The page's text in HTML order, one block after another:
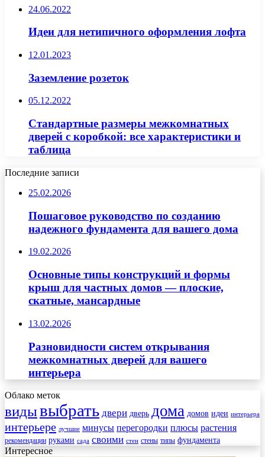
24.06.2022
Идеи для нетипичного оформления лофта
12.01.2023
Заземление розеток
05.12.2022
Стандартные размеры межкомнатных
дверей с коробкой: все характеристики и
таблица
Последние записи
25.02.2026
Пошаговое руководство по созданию
надежного фундамента для вашего дома
19.02.2026
Основные типы конструкций и формы
крыш для частных домов — плоские,
скатные, мансардные
13.02.2026
Разновидности систем открывания
межкомнатных дверей для вашего
интерьера
Облако меток
видывыбрать двери дверь дома домов идеи интерьера
интерьере лучшие минусы перегородки плюсы растения
рекомендации руками сада своими стен стены типы фундамента
Интересное